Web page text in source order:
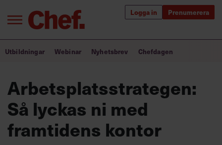
Logga in Prenumerera
Bra ledare förändrar världen
Utbildning för ledare
Chefakademin+
Utbildningar Webinar Nyhetsbrev Chefdagen
Arbetsplatsstrategen:
Så lyckas ni med
framtidens kontor